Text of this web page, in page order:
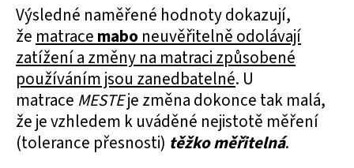
Výsledné naměřené hodnoty dokazují,
že matrace mabo neuvěřitelně odolávají
zatížení a změny na matraci způsobené
používáním jsou zanedbatelné. U
matrace MESTEje změna dokonce tak malá,
že je vzhledem k uváděné nejistotě měření
(tolerance přesnosti) těžko měřitelná.